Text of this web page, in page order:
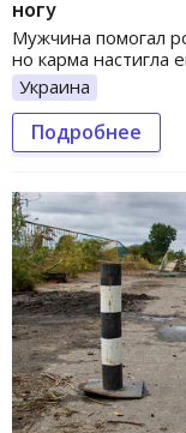
ногу
Мужчина помогал
но карма настигла
Украина
Подробнее